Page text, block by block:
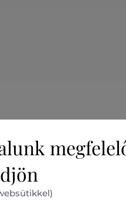
varázsolja ezt a
melltartóval vagy